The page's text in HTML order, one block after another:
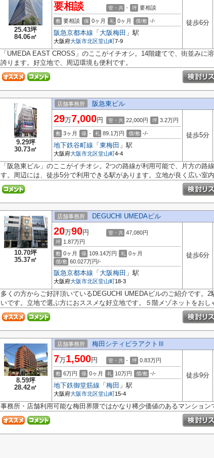
25.43坪
84.06㎡
要相談 管・共 - 坪 要相談
敷 要相談 保 0ヶ月 礼 0ヶ月 償/敷 -/-
阪急京都本線 「 大阪梅田 」駅
大阪府大阪市北区堂山町7-9
徒歩6分
「UMEDA EAST CROSS」のここがイチオシ。14階建てで、街並みに
誇ります。好立地で、周辺環境も便利です。
9.29坪
30.73㎡
店舗事務所 阪急東ビル
29万7,000円 管・共 22,000円 坪 3.2万円
敷 3ヶ月 保 - 礼 89.1万円 償/敷 -/-
地下鉄谷町線 「 東梅田 」駅
大阪府大阪市北区堂山町4-4
徒歩5分
「阪急東ビル」のここがイチオシ。2つの路線が利用可能で、片方の路
す。周辺には、徒歩5分で利用できる駅があります。立地が良く広い室
10.70坪
35.37㎡
店舗事務所 DEGUCHI UMEDAビル
20万90円 管・共 47,080円
坪 1.87万円
敷 0ヶ月 保 109.14万円 礼 0ヶ月
償/敷 60.027万円/-
阪急京都本線 「 大阪梅田 」駅
大阪府大阪市北区堂山町18-3
徒歩6分
多くの方からご好評頂いているDEGUCHI UMEDAビルのご紹介です。
いです。立地で選ぶ方におススメな好立地です。５階メゾネットをおし
8.59坪
28.42㎡
店舗事務所 梅田シティビラアクトⅢ
7万1,500円 管・共 - 坪 0.83万円
敷 6万円 保 0ヶ月 礼 10万円 償/敷 -/-
地下鉄御堂筋線 「 梅田 」駅
大阪府大阪市北区堂山町15-4
徒歩9分
事務所・店舗利用可能な梅田界隈ではかなり稀少価値のあるマンション